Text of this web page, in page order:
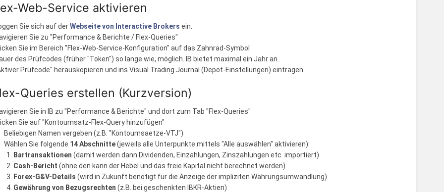
Web-Service aktivieren
Sie sich auf derWebseite von Interactive Brokers ein.
Sie zu "Performance & Berichte / Flex-Queries"
Sie im Bereich "Flex-Web-Service-Konfiguration" auf das Zahnrad-Symbol
des Prüfcodes (früher "Token") so lange wie, möglich. IB bietet maximal ein Jahr an.
Prüfcode" herauskopieren und ins Visual Trading Journal (Depot-Einstellungen) eintragen
Queries erstellen (Kurzversion)
Sie in IB zu "Performance & Berichte" und dort zum Tab "Flex-Queries"
Sie auf "Kontoumsatz-Flex-Query hinzufügen"
Beliebigen Namen vergeben (z.B. "Kontoumsaetze-VTJ")
Wählen Sie folgende 14 Abschnitte(jeweils alle Unterpunkte mittels "Alle auswählen" aktivieren):
Bartransaktionen (damit werden dann Dividenden, Einzahlungen, Zinszahlungen etc. importiert)
Cash-Bericht (ohne den kann der Hebel und das freie Kapital nicht berechnet werden)
Forex-G&V-Details (wird in Zukunft benötigt für die Anzeige der impliziten Währungsumwandlung)
Gewährung von Bezugsrechten (z.B. bei geschenkten IBKR-Aktien)